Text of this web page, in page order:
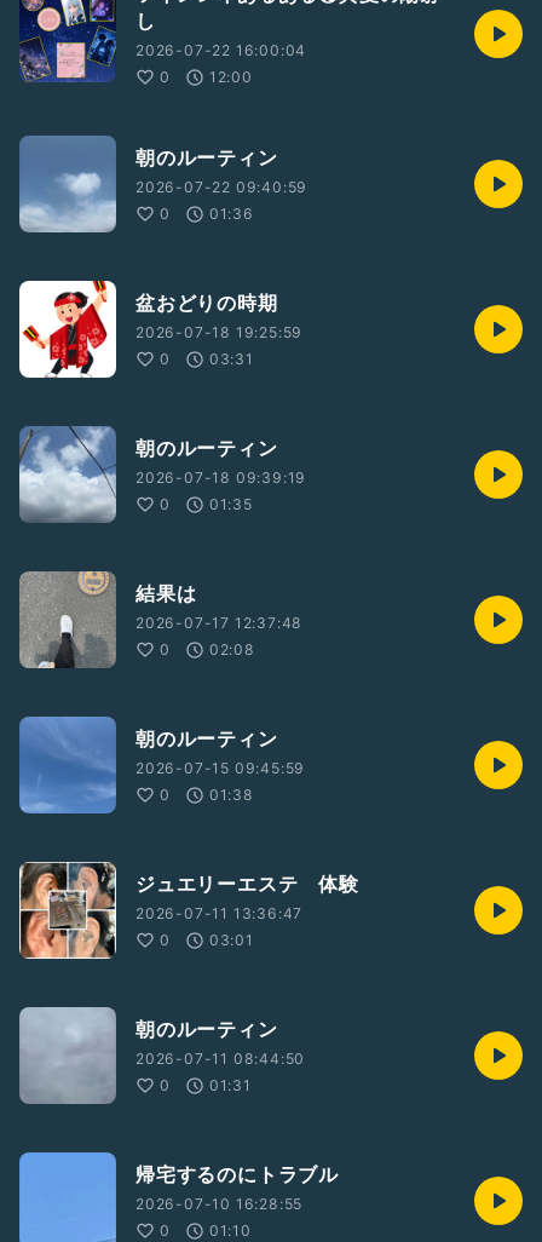
し
2026-07-22 16:00:04
0
12:00
朝のルーティン
2026-07-22 09:40:59
0
01:36
盆おどりの時期
2026-07-18 19:25:59
0
03:31
朝のルーティン
2026-07-18 09:39:19
0
01:35
結果は
2026-07-17 12:37:48
0
02:08
朝のルーティン
2026-07-15 09:45:59
0
01:38
ジュエリーエステ 体験
2026-07-11 13:36:47
0
03:01
朝のルーティン
2026-07-11 08:44:50
0
01:31
帰宅するのにトラブル
2026-07-10 16:28:55
0
01:10